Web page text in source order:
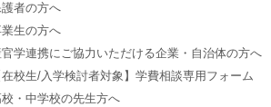
者の方へ
生の方へ
学連携にご協力いただける企業・自治体の方へ
校生/入学検討者対象】学費相談専用フォーム
・中学校の先生方へ